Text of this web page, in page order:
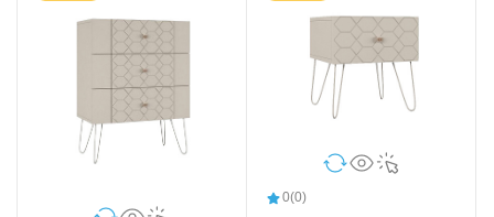
0(0)